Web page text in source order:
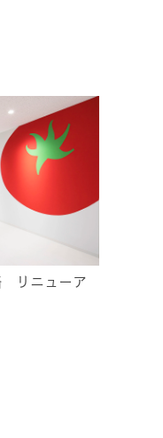
リニューア